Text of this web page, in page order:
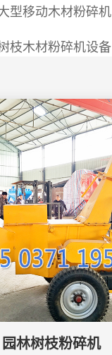
型移动木材粉碎机
枝木材粉碎机设备
园林树枝粉碎机